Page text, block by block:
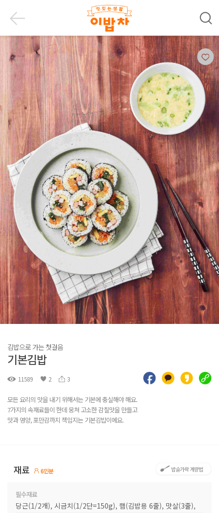
김밥으로 가는 첫걸음
기본김밥
11589 2 3
모든 요리의 맛을 내기 위해서는 기본에 충실해야 해요.
7가지의 속재료들이 한데 뭉쳐 고소한 감칠맛을 만들고
맛과 영양, 포만감까지 책임지는 기본김밥이에요.
재료 6인분 밥숟가락 계량법
필수재료
당근(1/2개), 시금치(1/2단=150g), 햄(김밥용 6줄), 맛살(3줄),